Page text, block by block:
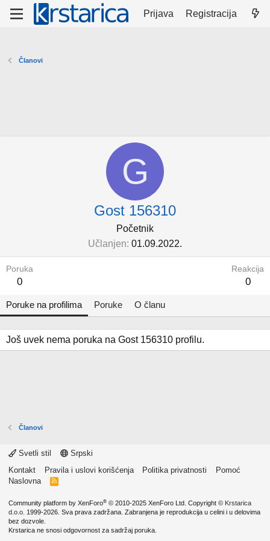
Prijava Registracija
Članovi
G
Gost 156310
Početnik
Učlanjen 01.09.2022.
Poruka
0
Reakcija
0
Poruke na profilima Poruke O članu
Još uvek nema poruka na Gost 156310 profilu.
Članovi
Svetli stil
Srpski
Kontakt
Pravila i uslovi korišćenja Politika privatnosti
Pomoć
Naslovna
R
Community platform by XenForo® © 2010-2025 XenForo Ltd. Copyright © Krstarica
d.o.o. 1999-2026. Sva prava zadržana. Zabranjena je reprodukcija u celini i u delovima
bez dozvole.
Krstarica ne snosi odgovornost za sadržaj poruka.